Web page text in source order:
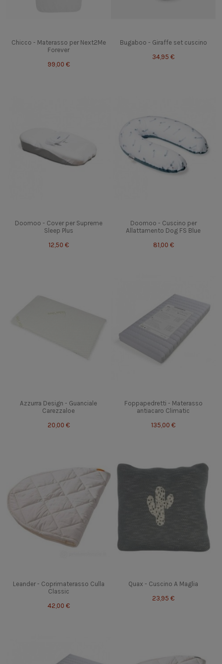
Chicco - Materasso per Next2Me
Forever
99,00 €
Bugaboo - Giraffe set cuscino
34,95 €
Doomoo - Cover per Supreme
Sleep Plus
12,50 €
Doomoo - Cuscino per
Allattamento Dog FS Blue
81,00 €
Azzurra Design - Guanciale
Carezzaloe
20,00 €
Foppapedretti - Materasso
antiacaro Climatic
135,00 €
Leander - Coprimaterasso Culla
Classic
42,00 €
Quax - Cuscino A Maglia
23,95 €